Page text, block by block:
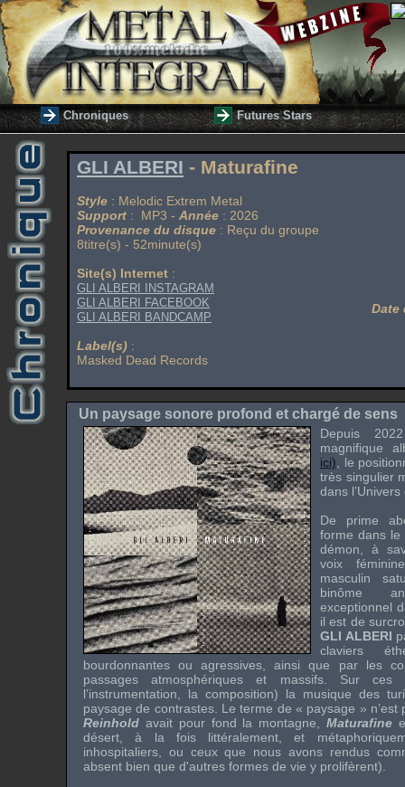
Chroniques Futures Stars
GLI ALBERI - Maturafine
Style : Melodic Extrem Metal
Support : MP3 - Année : 2026
Provenance du disque : Reçu du groupe
8titre(s) - 52minute(s)
Site(s) Internet :
GLI ALBERI INSTAGRAM
GLI ALBERI FACEBOOK
GLI ALBERI BANDCAMP
Label(s) :
Masked Dead Records
Date
Un paysage sonore profond et chargé de sens
Depuis
magnifique
ici) , le
très singulier
dans
De prime
forme dans le
démon, à
voix
masculin
binôme
exceptionnel
il est de
GLI ALBERI
claviers
bourdonnantes ou agressives, ainsi que par les
passages atmosphériques et massifs. Sur
l’instrumentation, la composition) la musique des
paysage de contrastes. Le terme de « paysage » n’est
Reinhold avait pour fond la montagne, Maturafine
désert, à la fois littéralement, et
inhospitaliers, ou ceux que nous avons rendus
absent bien que d'autres formes de vie y prolifèrent).